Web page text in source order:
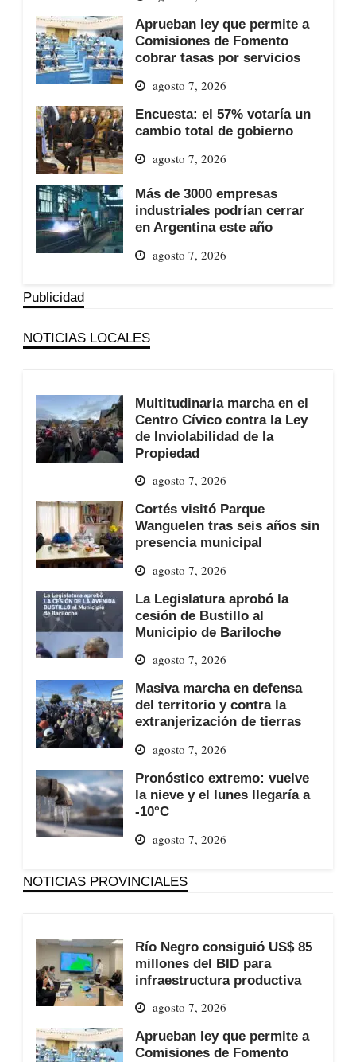
Aprueban ley que permite a
Comisiones de Fomento
cobrar tasas por servicios
agosto 7, 2026
Encuesta: el 57% votaría un
cambio total de gobierno
agosto 7, 2026
Más de 3000 empresas
industriales podrían cerrar
en Argentina este año
agosto 7, 2026
Publicidad
NOTICIAS LOCALES
Multitudinaria marcha en el
Centro Cívico contra la Ley
de Inviolabilidad de la
Propiedad
agosto 7, 2026
Cortés visitó Parque
Wanguelen tras seis años sin
presencia municipal
agosto 7, 2026
La Legislatura aprobó la
cesión de Bustillo al
Municipio de Bariloche
agosto 7, 2026
Masiva marcha en defensa
del territorio y contra la
extranjerización de tierras
agosto 7, 2026
Pronóstico extremo: vuelve
la nieve y el lunes llegaría a
-10°C
agosto 7, 2026
NOTICIAS PROVINCIALES
Río Negro consiguió US$ 85
millones del BID para
infraestructura productiva
agosto 7, 2026
Aprueban ley que permite a
Comisiones de Fomento